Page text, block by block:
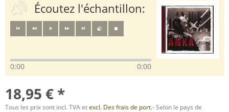
Écoutez l'échantillon:
0:00 0:00
18,95 € *
Tous les prix sont incl. TVA etexcl. Des frais de port.- Selon le pays de